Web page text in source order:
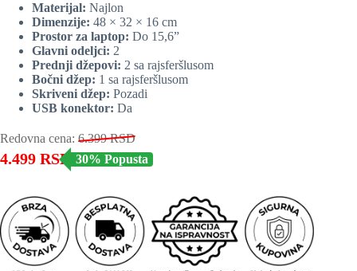
Materijal: Najlon
Dimenzije: 48 × 32 × 16 cm
Prostor za laptop: Do 15,6”
Glavni odeljci: 2
Prednji džepovi: 2 sa rajsferšlusom
Bočni džep: 1 sa rajsferšlusom
Skriveni džep: Pozadi
USB konektor: Da
Redovna cena: 6.399RSD
4.499 RSD 30% Popusta